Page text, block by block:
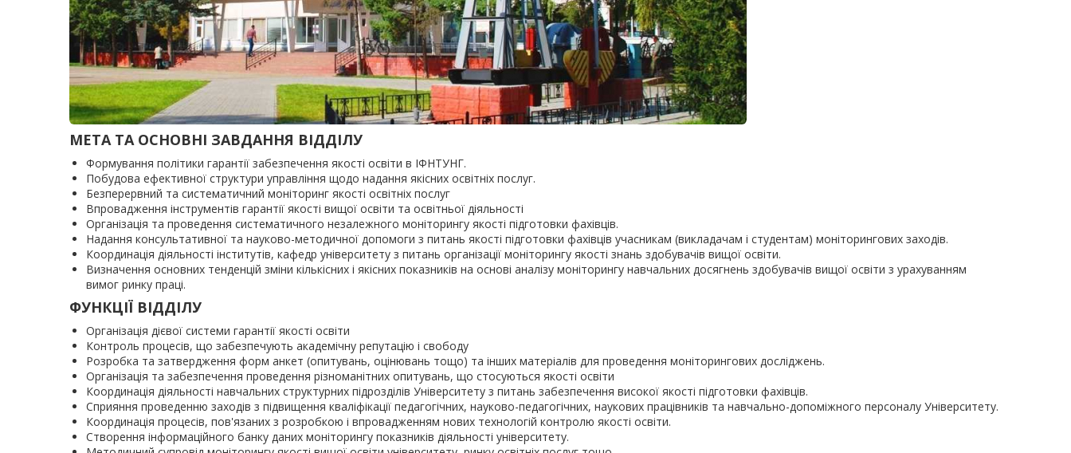
МЕТА ТА ОСНОВНІ ЗАВДАННЯ ВІДДІЛУ
Формування політики гарантії забезпечення якості освіти в ІФНТУНГ.
Побудова ефективної структури управління щодо надання якісних освітніх послуг.
Безперервний та систематичний моніторинг якості освітніх послуг
Впровадження інструментів гарантії якості вищої освіти та освітньої діяльності
Організація та проведення систематичного незалежного моніторингу якості підготовки фахівців.
Надання консультативної та науково-методичної допомоги з питань якості підготовки фахівців учасникам (викладачам і студентам) моніторингових заходів.
Координація діяльності інститутів, кафедр університету з питань організації моніторингу якості знань здобувачів вищої освіти.
Визначення основних тенденцій зміни кількісних і якісних показників на основі аналізу моніторингу навчальних досягнень здобувачів вищої освіти з урахуванням
вимог ринку праці.
ФУНКЦІЇ ВІДДІЛУ
Організація дієвої системи гарантії якості освіти
Контроль процесів, що забезпечують академічну репутацію і свободу
Розробка та затвердження форм анкет (опитувань, оцінювань тощо) та інших матеріалів для проведення моніторингових досліджень.
Організація та забезпечення проведення різноманітних опитувань, що стосуються якості освіти
Координація діяльності навчальних структурних підрозділів Університету з питань забезпечення високої якості підготовки фахівців.
Сприяння проведенню заходів з підвищення кваліфікації педагогічних, науково-педагогічних, наукових працівників та навчально-допоміжного персоналу Університету.
Координація процесів, пов'язаних з розробкою і впровадженням нових технологій контролю якості освіти.
Створення інформаційного банку даних моніторингу показників діяльності університету.